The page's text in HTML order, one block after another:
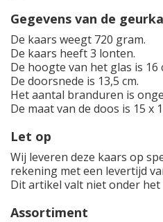
Gegevens van de
De kaars weegt 720 gram.
De kaars heeft 3 lonten.
De hoogte van het glas is 16
De doorsnede is 13,5 cm.
Het aantal branduren is
De maat van de doos is 15 x
Let op
Wij leveren deze kaars op
rekening met een levertijd
Dit artikel valt niet onder
Assortiment